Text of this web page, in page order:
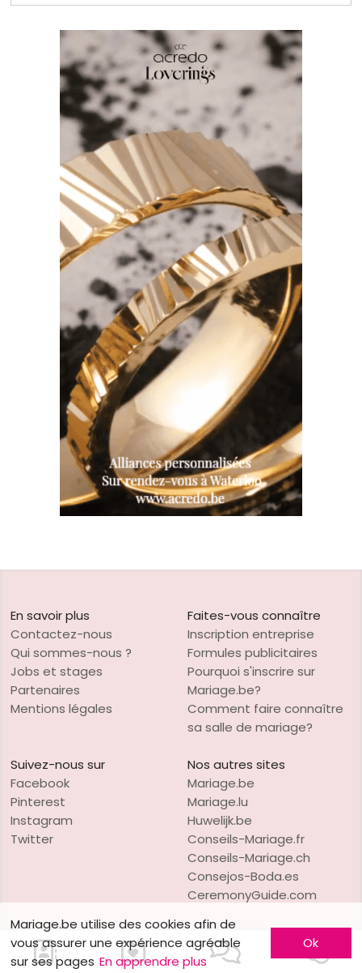
En savoir plus
Contactez-nous
Qui sommes-nous ?
Jobs et stages
Partenaires
Mentions légales
Faites-vous connaître
Inscription entreprise
Formules publicitaires
Pourquoi s'inscrire sur
Mariage.be?
Comment faire connaître
sa salle de mariage?
Suivez-nous sur
Facebook
Pinterest
Instagram
Twitter
Nos autres sites
Mariage.be
Mariage.lu
Huwelijk.be
Conseils-Mariage.fr
Conseils-Mariage.ch
Consejos-Boda.es
CeremonyGuide.com
VO PublishingCopyright © 1997-2026 Mariage.be
Mariage.be utilise des cookies afin de
vous assurer une expérience agréable
sur ses pages En apprendre plus
Ok